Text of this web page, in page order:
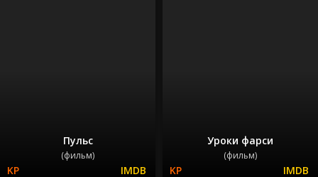
Пульс
(фильм)
Уроки фарси
(фильм)